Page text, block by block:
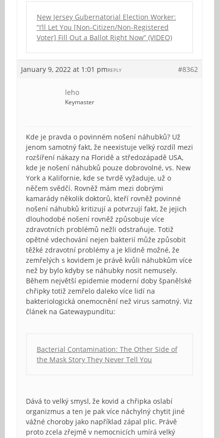
New Jersey Gubernatorial Election Worker:
“I’ll Let You [Non-Citizen/Non-Registered
Voter] Fill Out a Ballot Right Now” (VIDEO)
January 9, 2022 at 1:01 pm #8362
REPLY
leho
Keymaster
Kde je pravda o povinném nošení náhubků? Už
jenom samotný fakt, že neexistuje velký rozdíl mezi
rozšíření nákazy na Floridě a středozápadě USA,
kde je nošení náhubků pouze dobrovolné, vs. New
York a Kalifornie, kde se tvrdě vyžaduje, už o
něčem svědčí. Rovněž mám mezi dobrými
kamarády několik doktorů, kteří rovněž povinné
nošení náhubků kritizují a potvrzují fakt, že jejich
dlouhodobé nošení rovněž způsobuje více
zdravotních problémů nežli odstraňuje. Totiž
opětné vdechování nejen bakterií může způsobit
těžké zdravotní problémy a je klidně možné, že
zemřelých s kovidem je právě kvůli náhubkům více
než by bylo kdyby se náhubky nosit nemusely.
Během největší epidemie moderní doby španělské
chřipky totiž zemřelo daleko více lidí na
bakteriologická onemocnění než virus samotný. Viz
článek na Gatewaypunditu:
Bacterial Contamination: The Other Side of
the Mask Story They Never Tell You
Dává to velký smysl, že kovid a chřipka oslabí
organizmus a ten je pak více náchylný chytit jiné
vážné choroby jako například zápal plic. Právě
proto zcela zřejmě v nemocnicích umírá velký